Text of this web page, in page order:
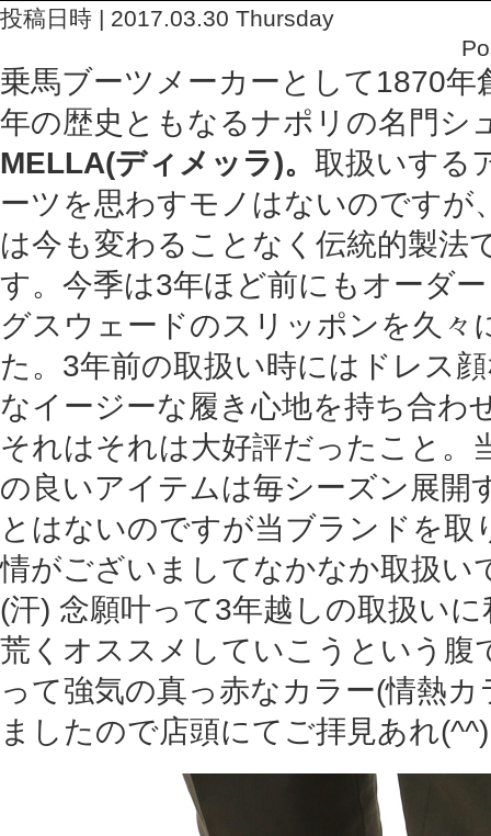
投稿日時 | 2017.03.30 Thursday
乗馬ブーツメーカーとして1870年
年の歴史ともなるナポリの名門シ
MELLA(ディメッラ)。 取扱いする
ーツを思わすモノはないのですが
は今も変わることなく伝統的製法
す。今季は3年ほど前にもオーダ
グスウェードのスリッポンを久々
た。3年前の取扱い時にはドレス
なイージーな履き心地を持ち合わ
それはそれは大好評だったこと。
の良いアイテムは毎シーズン展開
とはないのですが当ブランドを取
情がございましてなかなか取扱い
(汗) 念願叶って3年越しの取扱い
荒くオススメしていこうという腹
って強気の真っ赤なカラー(情熱
ましたので店頭にてご拝見あれ